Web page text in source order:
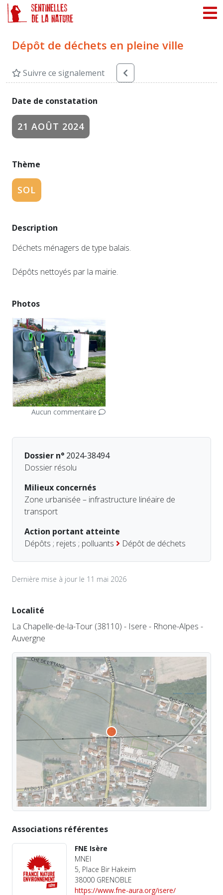
Dépôt de déchets en pleine ville
Suivre ce signalement
Date de constatation
21 AOÛT 2024
Thème
SOL
Description
Déchets ménagers de type balais.
Dépôts nettoyés par la mairie.
Photos
Aucun commentaire
Dossier n° 2024-38494
Dossier résolu
Milieux concernés
Zone urbanisée – infrastructure linéaire de
transport
Action portant atteinte
Dépôts ; rejets ; polluants
Dépôt de déchets
Dernière mise à jour le 11 mai 2026
Localité
La Chapelle-de-la-Tour (38110) - Isere - Rhone-Alpes -
Auvergne
Associations référentes
FNE Isère
MNEI
5, Place Bir Hakeim
38000 GRENOBLE
https://www.fne-aura.org/isere/
Panneau de gestion des cookies